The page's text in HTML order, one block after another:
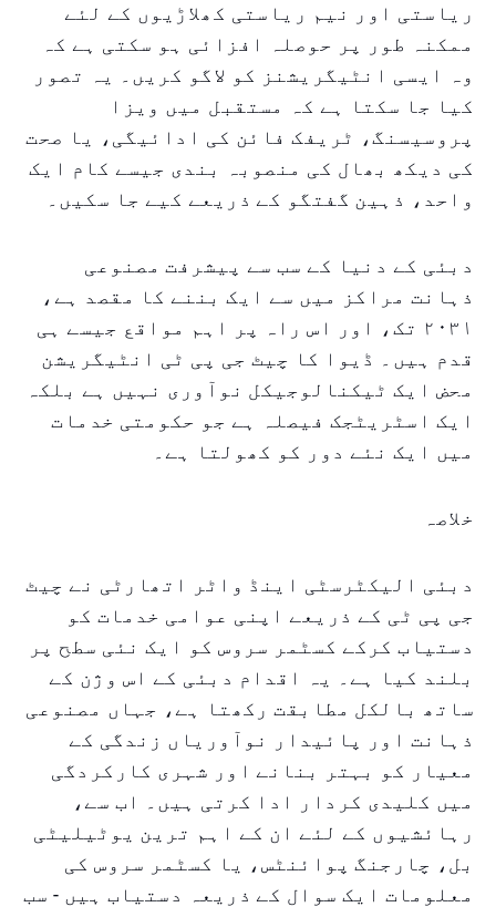
ریاستی اور نیم ریاستی کھلاڑیوں کے لئے
ممکنہ طور پر حوصلہ افزائی ہو سکتی ہے کہ
وہ ایسی انٹیگریشنز کو لاگو کریں۔ یہ تصور
کیا جا سکتا ہے کہ مستقبل میں ویزا
پروسیسنگ، ٹریفک فائن کی ادائیگی، یا صحت
کی دیکھ بھال کی منصوبہ بندی جیسے کام ایک
واحد، ذہین گفتگو کے ذریعے کیے جا سکیں۔
دبئی کے دنیا کے سب سے پیشرفت مصنوعی
ذہانت مراکز میں سے ایک بننے کا مقصد ہے،
۲۰۳۱ تک، اور اس راہ پر اہم مواقع جیسے ہی
قدم ہیں۔ ڈیوا کا چیٹ جی پی ٹی انٹیگریشن
محض ایک ٹیکنالوجیکل نوآوری نہیں ہے بلکہ
ایک اسٹریٹجک فیصلہ ہے جو حکومتی خدمات
میں ایک نئے دور کو کھولتا ہے۔
خلاصہ
دبئی الیکٹرسٹی اینڈ واٹر اتھارٹی نے چیٹ
جی پی ٹی کے ذریعے اپنی عوامی خدمات کو
دستیاب کرکے کسٹمر سروس کو ایک نئی سطح پر
بلند کیا ہے۔ یہ اقدام دبئی کے اس وژن کے
ساتھ بالکل مطابقت رکھتا ہے، جہاں مصنوعی
ذہانت اور پائیدار نوآوریاں زندگی کے
معیار کو بہتر بنانے اور شہری کارکردگی
میں کلیدی کردار ادا کرتی ہیں۔ اب سے،
رہائشیوں کے لئے ان کے اہم ترین یوٹیلیٹی
بل، چارجنگ پوائنٹس، یا کسٹمر سروس کی
معلومات ایک سوال کے ذریعہ دستیاب ہیں - سب